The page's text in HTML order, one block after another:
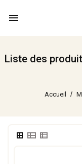
menu
Liste des
Accueil